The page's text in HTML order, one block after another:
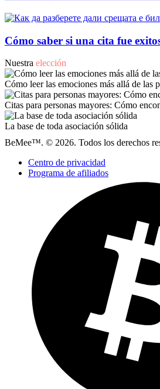
Cómo saber si una cita fue
Nuestra elección
Cómo leer las emociones más allá de las
Citas para personas mayores: Cómo
La base de toda asociación sólida
BeMee™. © 2026. Todos los derechos
Centro de privacidad
Programa de afiliados